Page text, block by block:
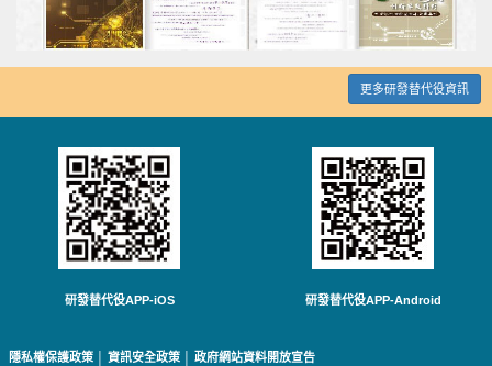
更多研發替代役資訊
研發替代役APP-iOS 研發替代役APP-Android
隱私權保護政策 資訊安全政策 政府網站資料開放宣告